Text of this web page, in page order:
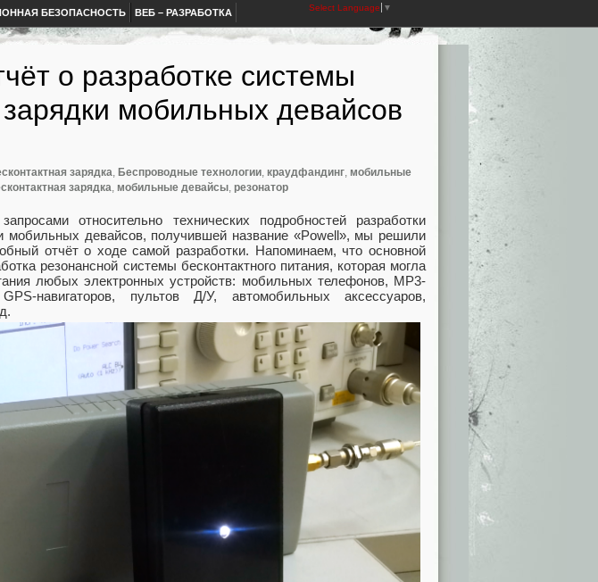
БЕЗОПАСНОСТЬ ВЕБ – РАЗРАБОТКА Select Language ▼
о разработке системы
зарядки мобильных девайсов
зарядка, Беспроводные технологии, краудфандинг, мобильные
зарядка, мобильные девайсы, резонатор
относительно технических подробностей разработки
мобильных девайсов, получившей название «Powell», мы решили
отчёт о ходе самой разработки. Напоминаем, что основной
резонансной системы бесконтактного питания, которая могла
любых электронных устройств: мобильных телефонов, MP3-
навигаторов, пультов Д/У, автомобильных аксессуаров,